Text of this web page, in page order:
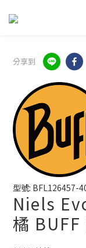
分享到
型號: BFL126457-
Niels
橘 BUFF